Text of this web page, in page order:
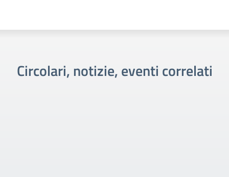
Circolari, notizie, eventi correlati